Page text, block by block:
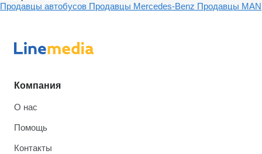
Продавцы автобусов Продавцы Mercedes-Benz Продавцы MAN
Компания
О нас
Помощь
Контакты